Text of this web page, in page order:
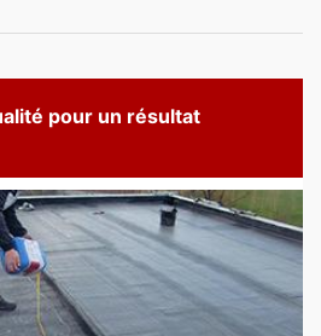
pour un résultat